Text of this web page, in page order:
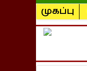
முகப்பு